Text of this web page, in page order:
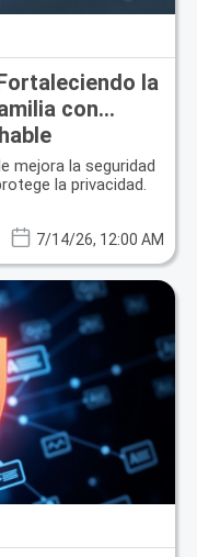
la
con
mejora la seguridad
la privacidad.
7/14/26, 12:00 AM